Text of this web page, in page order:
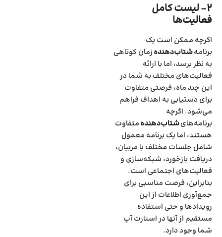
۲- لیست کامل
فعالیت‌ها
اگرچه ممکن است یک
برنامهشتاب‌دهندهزمان کوتاهی
به نظر برسد‌، اما با ‌ارائه
فعالیت‌های مختلف به شما در
این چند ماه، فرصتی متفاوت
برای دستیابی به اهداف فراهم
می‌شود. اگرچه
برنامه‌هایشتاب‌دهندهمتفاوت
هستند‌، اما یک برنامه معمول
شامل جلسات مختلف با مربیان‌،
دریافت بازخورد‌، شبکه‌سازی و
‌فعالیت‌های اجتماعی است.
بنابراین، فرصت مناسبی برای
جمع‌آوری اطلاعات از این
رویدادها و حتی استفاده
مستقیم از آنها در استارت آپ
شما وجود دارد.